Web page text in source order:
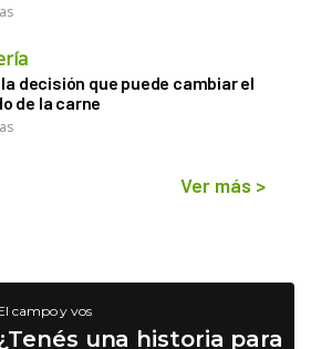
la decisión que puede cambiar el
de la carne
Ver más >
campo y vos
una historia para